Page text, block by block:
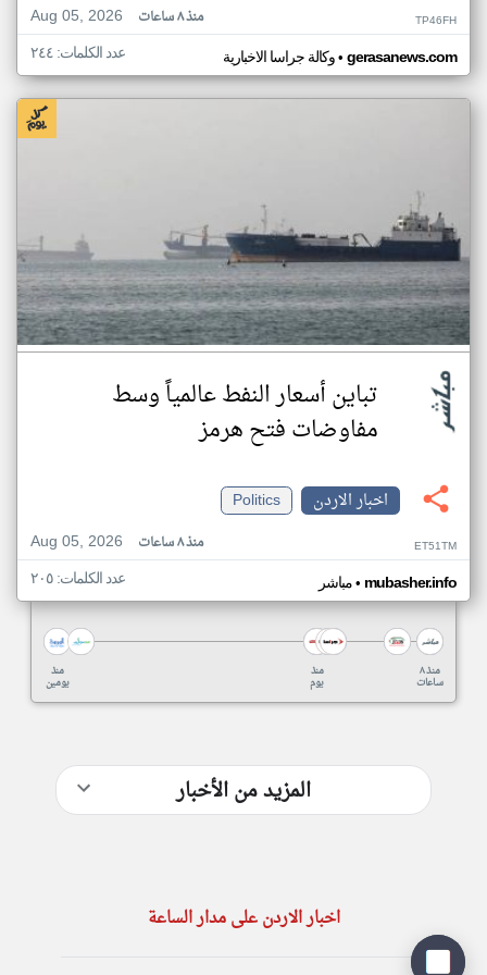
Aug 05, 2026 منذ ٨ ساعات TP46FH
وكالة جراسا الاخبارية• gerasanews.com عدد الكلمات: ٢٤٤
تباين أسعار النفط عالمياً وسط
مفاوضات فتح هرمز
اخبار الاردن
Politics
Aug 05, 2026
منذ ٨ ساعات ET51TM
مباشر• mubasher.info عدد الكلمات: ٢٠٥
منذ
يومين
منذ
يوم
منذ ٨
ساعات
المزيد من الأخبار
اخبار الاردن على مدار الساعة